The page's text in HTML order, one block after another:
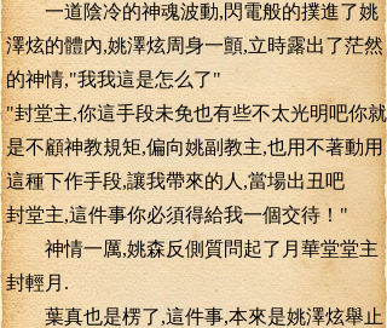
一道陰冷的神魂波動,閃電般的撲進了姚
澤炫的體內,姚澤炫周身一顫,立時露出了茫然
的神情,"我我這是怎么了"
"封堂主,你這手段未免也有些不太光明吧你就
是不顧神教規矩,偏向姚副教主,也用不著動用
這種下作手段,讓我帶來的人,當場出丑吧
封堂主,這件事你必須得給我一個交待！"
神情一厲,姚森反側質問起了月華堂堂主
封輕月.
葉真也是楞了,這件事,本來是姚澤炫舉止